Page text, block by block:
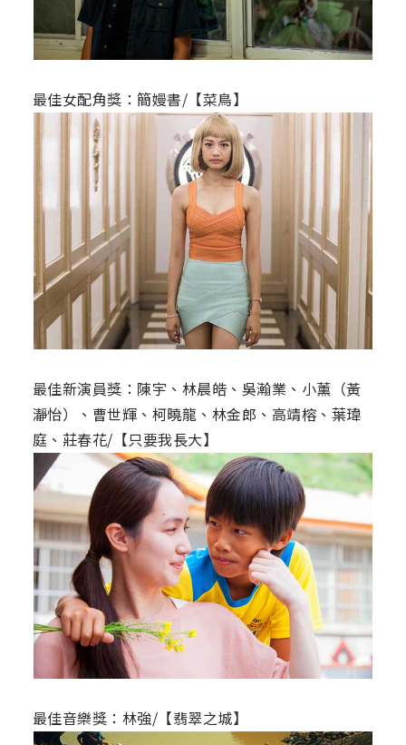
最佳女配角獎：簡嫚書/【菜鳥】
最佳新演員獎：陳宇、林晨皓、吳瀚業、小薰（黃
瀞怡）、曹世輝、柯曉龍、林金郎、高靖榕、葉瑋
庭、莊春花/【只要我長大】
最佳音樂獎：林強/【翡翠之城】